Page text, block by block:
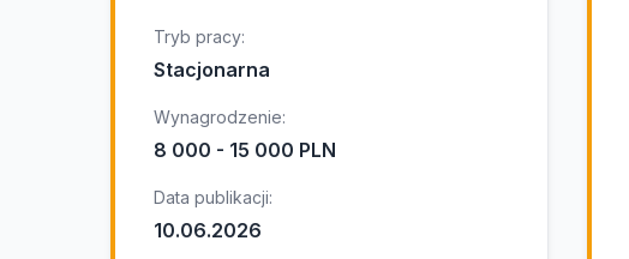
Tryb pracy:
Stacjonarna
Wynagrodzenie:
8 000 - 15 000 PLN
Data publikacji:
10.06.2026